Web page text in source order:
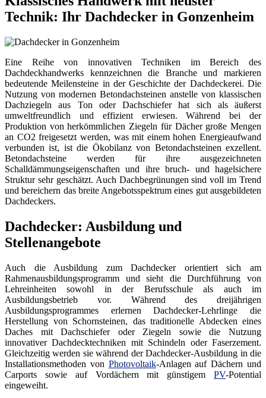
Technik: Ihr Dachdecker in Gonzenheim
Eine Reihe von innovativen Techniken im Bereich des
Dachdeckhandwerks kennzeichnen die Branche und markieren
bedeutende Meilensteine in der Geschichte der Dachdeckerei. Die
Nutzung von modernen Betondachsteinen anstelle von klassischen
Dachziegeln aus Ton oder Dachschiefer hat sich als äußerst
umweltfreundlich und effizient erwiesen. Während bei der
Produktion von herkömmlichen Ziegeln für Dächer große Mengen
an CO2 freigesetzt werden, was mit einem hohen Energieaufwand
verbunden ist, ist die Ökobilanz von Betondachsteinen exzellent.
Betondachsteine werden für ihre ausgezeichneten
Schalldämmungseigenschaften und ihre bruch- und hagelsichere
Struktur sehr geschätzt. Auch Dachbegrünungen sind voll im Trend
und bereichern das breite Angebotsspektrum eines gut ausgebildeten
Dachdeckers.
Dachdecker: Ausbildung und
Stellenangebote
Auch die Ausbildung zum Dachdecker orientiert sich am
Rahmenausbildungsprogramm und sieht die Durchführung von
Lehreinheiten sowohl in der Berufsschule als auch im
Ausbildungsbetrieb vor. Während des dreijährigen
Ausbildungsprogrammes erlernen Dachdecker-Lehrlinge die
Herstellung von Schornsteinen, das traditionelle Abdecken eines
Daches mit Dachschiefer oder Ziegeln sowie die Nutzung
innovativer Dachdecktechniken mit Schindeln oder Faserzement.
Gleichzeitig werden sie während der Dachdecker-Ausbildung in die
Installationsmethoden von Photovoltaik-Anlagen auf Dächern und
Carports sowie auf Vordächern mit günstigem PV-Potential
eingeweiht.